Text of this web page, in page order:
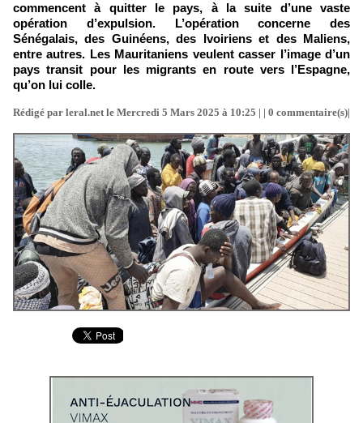
commencent à quitter le pays, à la suite d’une vaste
opération d’expulsion. L’opération concerne des
Sénégalais, des Guinéens, des Ivoiriens et des Maliens,
entre autres. Les Mauritaniens veulent casser l’image d’un
pays transit pour les migrants en route vers l’Espagne,
qu’on lui colle.
Rédigé par leral.net le Mercredi 5 Mars 2025 à 10:25 | | 0 commentaire(s)|